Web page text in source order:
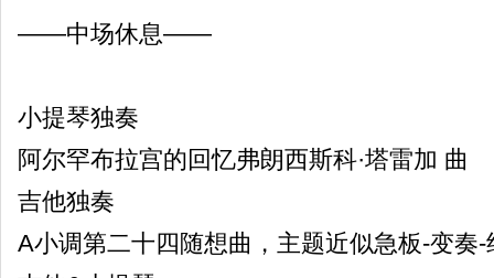
——中场休息——
小提琴独奏
阿尔罕布拉宫的回忆弗朗西斯科·塔雷加 曲
吉他独奏
A小调第二十四随想曲，主题近似急板-变奏